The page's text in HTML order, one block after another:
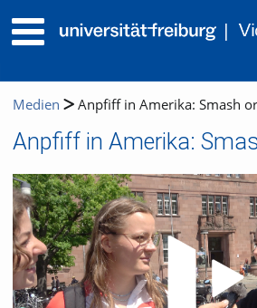
Medien Anpfiff in Amerika: Smash or
Anpfiff in Amerika: